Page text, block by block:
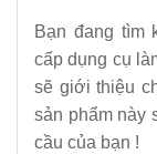
Bạn đang tìm
cấp dụng cụ
sẽ giới thiệu
sản phẩm này
cầu của bạn !